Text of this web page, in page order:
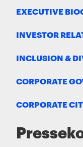
EXECUTIVE
INVESTOR
INCLUSION &
CORPORATE
CORPORATE